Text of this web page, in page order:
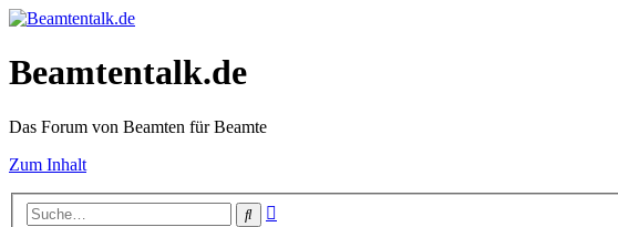
Beamtentalk.de
Das Forum von Beamten für Beamte
Zum Inhalt
Suche